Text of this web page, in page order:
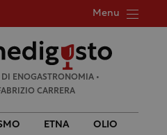
Menu
per:
ENOGASTRONOMIA •
CARRERA
ETNA OLIO